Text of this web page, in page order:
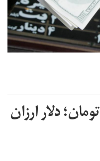
عبور دلار از مرز ۵۶۰۰ تومان؛ دلار ارزان